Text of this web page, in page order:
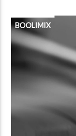
BOOLIMIX